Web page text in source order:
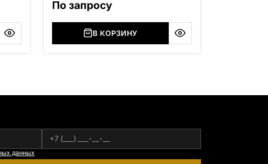
По запросу
В КОРЗИНУ
данных